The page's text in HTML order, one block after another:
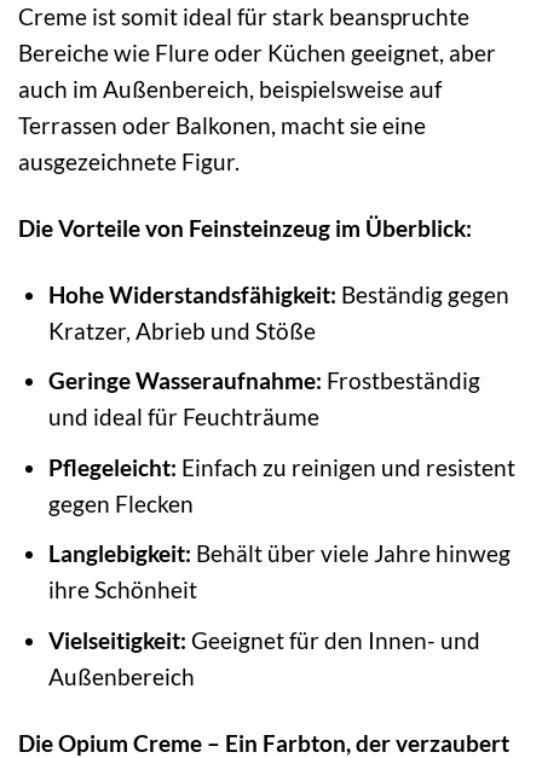
Creme ist somit ideal für stark beanspruchte
Bereiche wie Flure oder Küchen geeignet, aber
auch im Außenbereich, beispielsweise auf
Terrassen oder Balkonen, macht sie eine
ausgezeichnete Figur.
Die Vorteile von Feinsteinzeug im Überblick:
Hohe Widerstandsfähigkeit: Beständig gegen
Kratzer, Abrieb und Stöße
Geringe Wasseraufnahme: Frostbeständig
und ideal für Feuchträume
Pflegeleicht: Einfach zu reinigen und resistent
gegen Flecken
Langlebigkeit: Behält über viele Jahre hinweg
ihre Schönheit
Vielseitigkeit: Geeignet für den Innen- und
Außenbereich
Die Opium Creme – Ein Farbton, der verzaubert